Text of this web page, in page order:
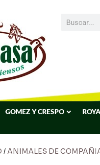
GOMEZ Y CRESPO
/ANIMALES DE